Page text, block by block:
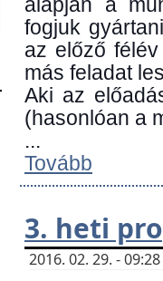
fogjuk
az előző
más feladat
Aki az
(hasonlóan a
...
Tovább
3. heti
2016. 02. 29. -